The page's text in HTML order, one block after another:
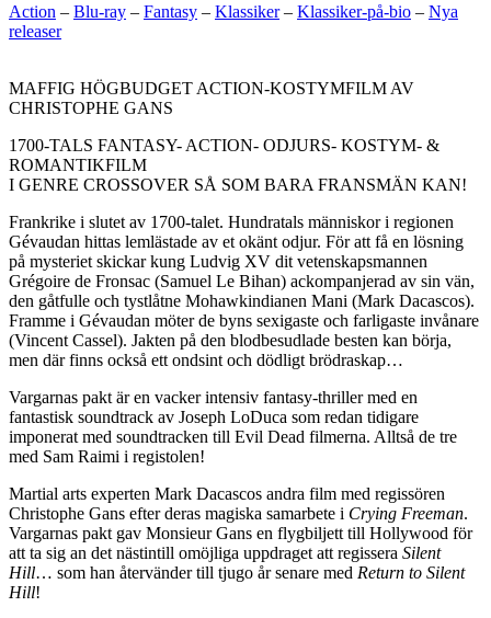
Action – Blu-ray – Fantasy – Klassiker– Klassiker-på-bio – Nya
releaser
MAFFIG HÖGBUDGET ACTION-KOSTYMFILM AV
CHRISTOPHE GANS
1700-TALS FANTASY- ACTION- ODJURS- KOSTYM- &
ROMANTIKFILM
I GENRE CROSSOVER SÅ SOM BARA FRANSMÄN KAN!
Frankrike i slutet av 1700-talet. Hundratals människor i regionen
Gévaudan hittas lemlästade av et okänt odjur. För att få en lösning
på mysteriet skickar kung Ludvig XV dit vetenskapsmannen
Grégoire de Fronsac (Samuel Le Bihan) ackompanjerad av sin vän,
den gåtfulle och tystlåtne Mohawkindianen Mani (Mark Dacascos).
Framme i Gévaudan möter de byns sexigaste och farligaste invånare
(Vincent Cassel). Jakten på den blodbesudlade besten kan börja,
men där finns också ett ondsint och dödligt brödraskap…
Vargarnas pakt är en vacker intensiv fantasy-thriller med en
fantastisk soundtrack av Joseph LoDuca som redan tidigare
imponerat med soundtracken till Evil Dead filmerna. Alltså de tre
med Sam Raimi i registolen!
Martial arts experten Mark Dacascos andra film med regissören
Christophe Gans efter deras magiska samarbete i Crying Freeman.
Vargarnas pakt gav Monsieur Gans en flygbiljett till Hollywood för
att ta sig an det nästintill omöjliga uppdraget att regissera Silent
Hill… som han återvänder till tjugo år senare med Return to Silent
Hill!